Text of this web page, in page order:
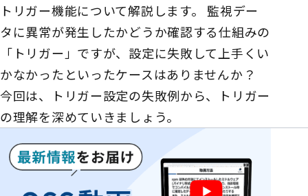
トリガー機能について解説します。 監視デー
タに異常が発生したかどうか確認する仕組みの
「トリガー」ですが、設定に失敗して上手くい
かなかったといったケースはありませんか？
今回は、トリガー設定の失敗例から、トリガー
の理解を深めていきましょう。